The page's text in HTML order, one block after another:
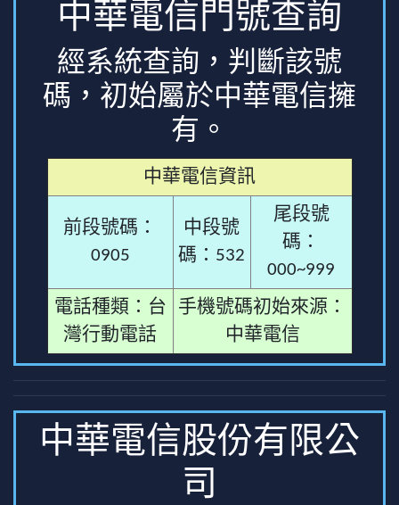
中華電信門號查詢
經系統查詢，判斷該號
碼，初始屬於中華電信擁
有。
中華電信資訊
前段號碼：
0905
中段號
碼：532
尾段號
碼：
000~999
電話種類：台
灣行動電話
手機號碼初始來源：
中華電信
中華電信股份有限公
司